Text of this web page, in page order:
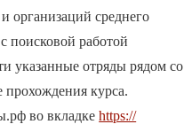
организаций среднего
поисковой работой
указанные отряды рядом со
курса.
во вкладкеhttps://